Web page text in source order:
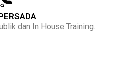
dan In House Training.